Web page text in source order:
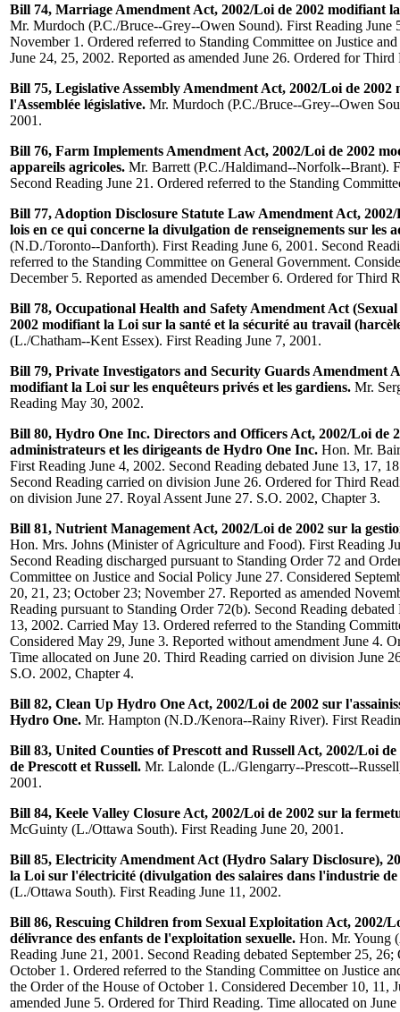
Bill 74, Marriage Amendment Act, 2002/Loi de 2002 modifiant
Mr. Murdoch (P.C./Bruce--Grey--Owen Sound). First Reading June
November 1. Ordered referred to Standing Committee on Justice
June 24, 25, 2002. Reported as amended June 26. Ordered for Third
Bill 75, Legislative Assembly Amendment Act, 2002/Loi de
l'Assemblée législative. Mr. Murdoch (P.C./Bruce--Grey--Owen
2001.
Bill 76, Farm Implements Amendment Act, 2002/Loi de 2002
appareils agricoles. Mr. Barrett (P.C./Haldimand--Norfolk--Brant).
Second Reading June 21. Ordered referred to the Standing
Bill 77, Adoption Disclosure Statute Law Amendment Act,
lois en ce qui concerne la divulgation de renseignements sur les
(N.D./Toronto--Danforth). First Reading June 6, 2001. Second
referred to the Standing Committee on General Government.
December 5. Reported as amended December 6. Ordered for Third
Bill 78, Occupational Health and Safety Amendment Act
2002 modifiant la Loi sur la santé et la sécurité au travail
(L./Chatham--Kent Essex). First Reading June 7, 2001.
Bill 79, Private Investigators and Security Guards Amendment
modifiant la Loi sur les enquêteurs privés et les gardiens. Mr.
Reading May 30, 2002.
Bill 80, Hydro One Inc. Directors and Officers Act, 2002/Loi de
administrateurs et les dirigeants de Hydro One Inc. Hon. Mr.
First Reading June 4, 2002. Second Reading debated June 13, 17,
Second Reading carried on division June 26. Ordered for Third
on division June 27. Royal Assent June 27. S.O. 2002, Chapter 3.
Bill 81, Nutrient Management Act, 2002/Loi de 2002 sur la
Hon. Mrs. Johns (Minister of Agriculture and Food). First Reading
Second Reading discharged pursuant to Standing Order 72 and
Committee on Justice and Social Policy June 27. Considered
20, 21, 23; October 23; November 27. Reported as amended
Reading pursuant to Standing Order 72(b). Second Reading
13, 2002. Carried May 13. Ordered referred to the Standing
Considered May 29, June 3. Reported without amendment June 4.
Time allocated on June 20. Third Reading carried on division June
S.O. 2002, Chapter 4.
Bill 82, Clean Up Hydro One Act, 2002/Loi de 2002 sur
Hydro One. Mr. Hampton (N.D./Kenora--Rainy River). First
Bill 83, United Counties of Prescott and Russell Act, 2002/Loi de
de Prescott et Russell. Mr. Lalonde (L./Glengarry--Prescott--
2001.
Bill 84, Keele Valley Closure Act, 2002/Loi de 2002 sur la
McGuinty (L./Ottawa South). First Reading June 20, 2001.
Bill 85, Electricity Amendment Act (Hydro Salary Disclosure),
la Loi sur l'électricité (divulgation des salaires dans l'industrie
(L./Ottawa South). First Reading June 11, 2002.
Bill 86, Rescuing Children from Sexual Exploitation Act, 2002/
délivrance des enfants de l'exploitation sexuelle. Hon. Mr. Young
Reading June 21, 2001. Second Reading debated September 25,
October 1. Ordered referred to the Standing Committee on Justice
the Order of the House of October 1. Considered December 10, 11,
amended June 5. Ordered for Third Reading. Time allocated on